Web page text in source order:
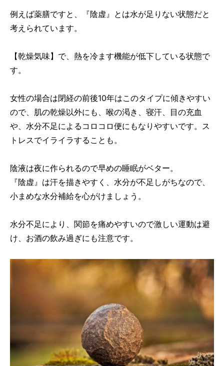
例えば薬膳ですと、『陰虚』とは水が足りない状態だと
考えられています。
【乾燥気味】で、熱を冷ます機能が低下している状態で
す。
女性の場合は閉経の前後10年はこのタイプに傾きやすい
ので、肌の乾燥以外にも、喉の渇き、寝汗、目の充血
や、水分不足によるコロコロ便にもなりやすいです。ス
トレスでイライラすることも。
陰液は夜に作られるので早めの睡眠がベター。
『陰虚』は汗を描きやすく、水分が不足しがちなので、
小まめな水分補給を心がけましょう。
水分不足により、関節を痛めやすいので激しい運動は避
け、お酒の飲み過ぎにも注意です。